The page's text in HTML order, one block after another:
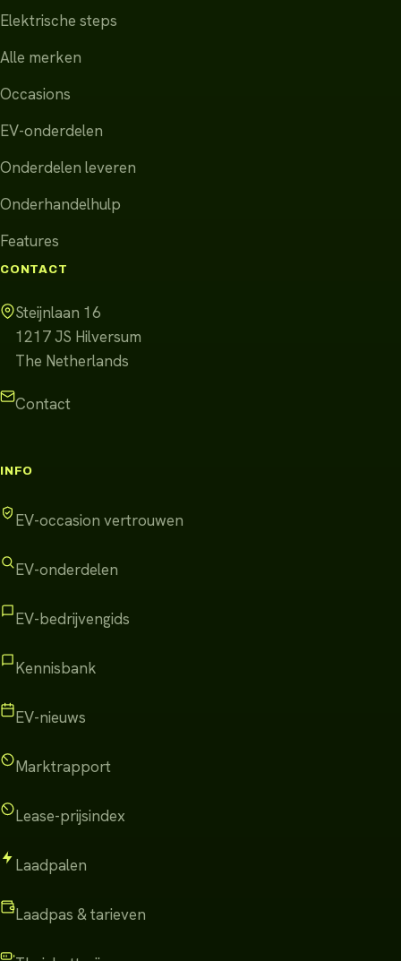
Elektrische steps
Alle merken
Occasions
EV-onderdelen
Onderdelen leveren
Onderhandelhulp
Features
CONTACT
Steijnlaan 16
1217 JS Hilversum
The Netherlands
Contact
INFO
EV-occasion vertrouwen
EV-onderdelen
EV-bedrijvengids
Kennisbank
EV-nieuws
Marktrapport
Lease-prijsindex
Laadpalen
Laadpas & tarieven